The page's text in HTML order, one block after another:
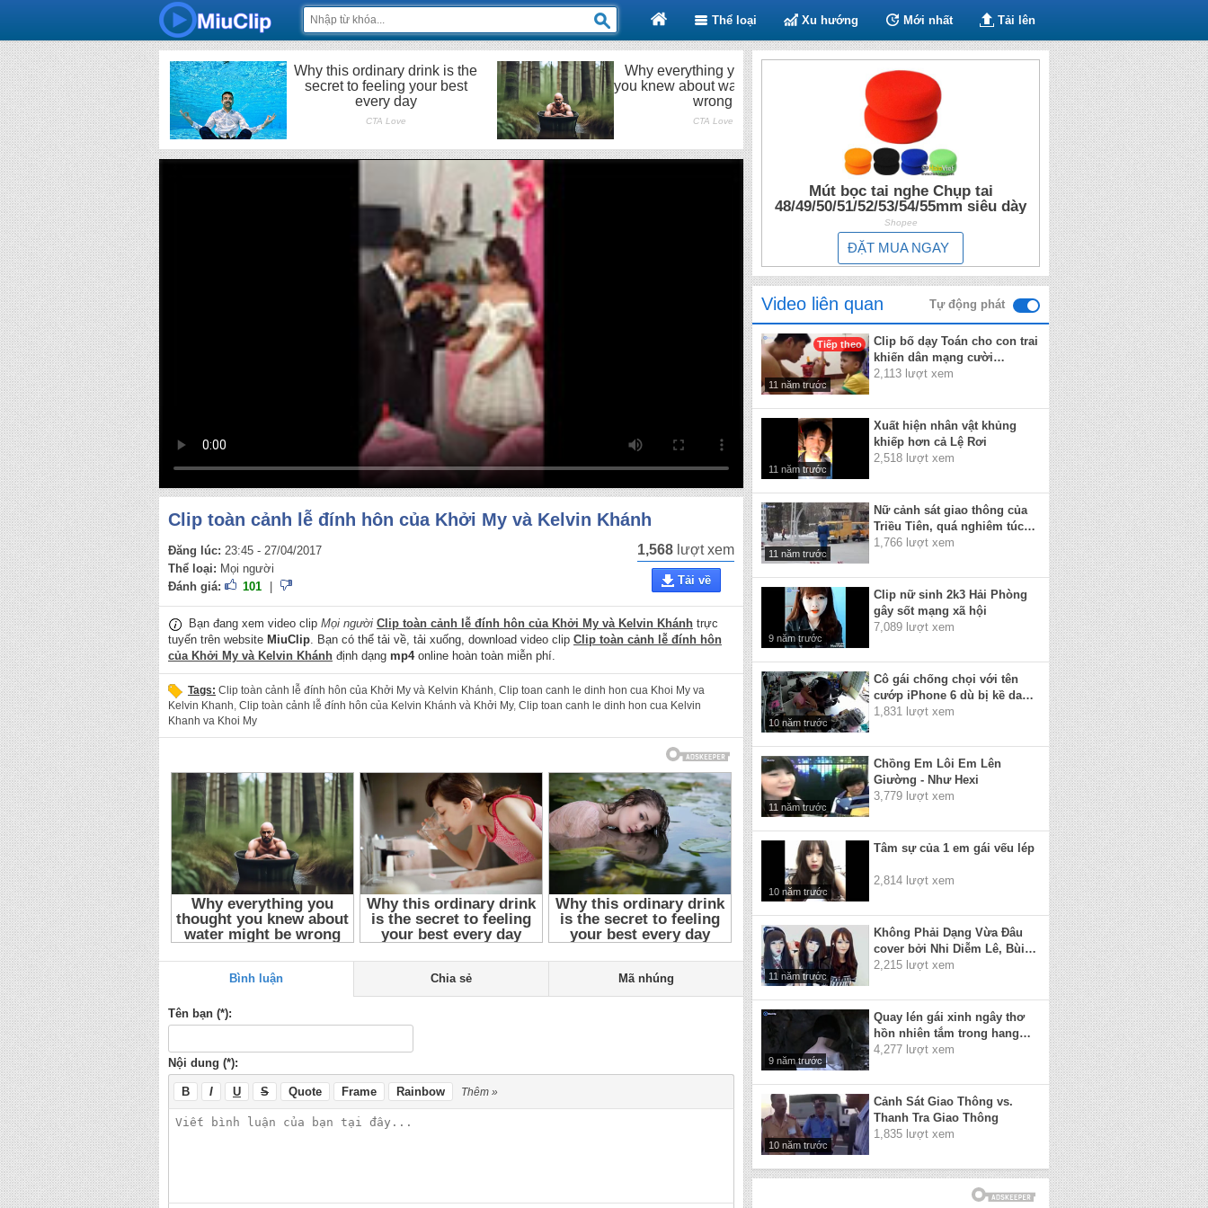
Thể loại Xu hướng Mới nhất Tải lên
Clip toàn cảnh lễ đính hôn của Khởi My và Kelvin Khánh
Đăng lúc: 23:45 - 27/04/2017
Thể loại: Mọi người
Đánh giá:
101
1,568 lượt xem
Tải về
Bạn đang xem video clip Mọi người Clip toàn cảnh lễ đính hôn của Khởi My và Kelvin Khánh trực
tuyến trên website MiuClip. Bạn có thể tải về, tải xuống, download video clip Clip toàn cảnh lễ đính hôn
của Khởi My và Kelvin Khánh định dạng mp4online hoàn toàn miễn phí.
Tags: Clip toàn cảnh lễ đính hôn của Khởi My và Kelvin Khánh, Clip toan canh le dinh hon cua Khoi My va
Kelvin Khanh, Clip toàn cảnh lễ đính hôn của Kelvin Khánh và Khởi My, Clip toan canh le dinh hon cua Kelvin
Khanh va Khoi My
Bình luận Chia sẻ Mã nhúng
Tên bạn (*):
Nội dung (*):
B I U S Quote Frame Rainbow Thêm »
Mút bọc tai nghe Chụp tai
48/49/50/51/52/53/54/55mm siêu dày
Shopee
ĐẶT MUA NGAY
Video liên quan Tự động phát
Tiếp theo
11 năm trước
Clip bố dạy Toán cho con trai
khiến dân mạng cười
nghiêng ngả
2,113 lượt xem
11 năm trước
Xuất hiện nhân vật khủng
khiếp hơn cả Lệ Rơi
2,518 lượt xem
11 năm trước
Nữ cảnh sát giao thông của
Triều Tiên, quá nghiêm túc
=))
1,766 lượt xem
9 năm trước
Clip nữ sinh 2k3 Hải Phòng
gây sốt mạng xã hội
7,089 lượt xem
10 năm trước
Cô gái chống chọi với tên
cướp iPhone 6 dù bị kề dao
vào cổ
1,831 lượt xem
11 năm trước
Chồng Em Lôi Em Lên
Giường - Như Hexi
3,779 lượt xem
10 năm trước
Tâm sự của 1 em gái vếu lép
2,814 lượt xem
11 năm trước
Không Phải Dạng Vừa Đâu
cover bởi Nhi Diễm Lê, Bùi
Hồng Thắm, Nguyễn Mai
2,215 lượt xem
9 năm trước
Quay lén gái xinh ngây thơ
hồn nhiên tắm trong hang
núi
4,277 lượt xem
10 năm trước
Cảnh Sát Giao Thông vs.
Thanh Tra Giao Thông
1,835 lượt xem